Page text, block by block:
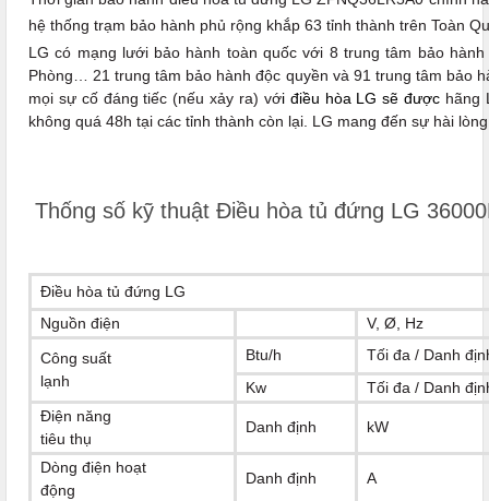
hệ thống trạm bảo hành phủ rộng khắp 63 tỉnh thành trên Toàn
LG có mạng lưới bảo hành toàn quốc với 8 trung tâm bảo
Phòng… 21 trung tâm bảo hành độc quyền và 91 trung tâm bảo
mọi sự cố đáng tiếc (nếu xảy ra) với điều hòa LG sẽ được hãng
không quá 48h tại các tỉnh thành còn lại. LG mang đến sự hài
Thống số kỹ thuật Điều hòa tủ đứng LG
Điều hòa tủ đứng LG
Nguồn điện
V, Ø, Hz
Công suất
lạnh
Btu/h
Tối đa / Danh
Kw
Tối đa / Danh
Điện năng
tiêu thụ
Danh định kW
Dòng điện hoạt
động
Danh định A